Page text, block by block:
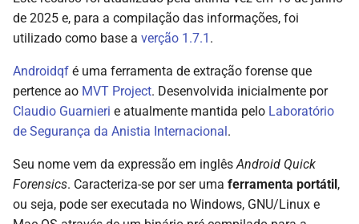
s
dumpsys.txt
bugreport.zip
logs/
packages.json
de 2025 e, para a compilação das informações, foi
utilizado como base a verção 1.7.1 .
Androidqf é uma ferramenta de extração forense que
pertence ao MVT Project. Desenvolvida inicialmente por
Claudio Guarnieri e atualmente mantida pelo Laboratório
de Segurança da Anistia Internacional.
Seu nome vem da expressão em inglêsAndroid Quick
Forensics. Caracteriza-se por ser uma ferramenta portátil,
ou seja, pode ser executada no Windows, GNU/Linux e